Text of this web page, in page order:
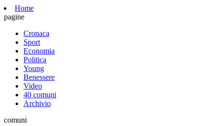
Home
pagine
Cronaca
Sport
Economia
Politica
Young
Benessere
Video
40 comuni
Archivio
comuni